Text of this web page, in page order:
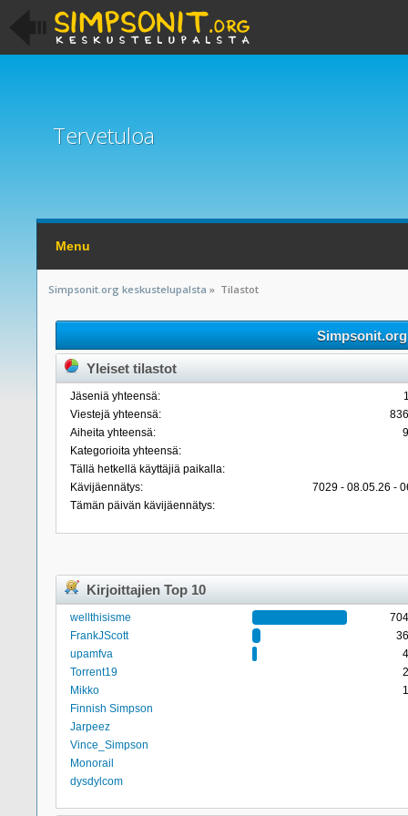
Tervetuloa
Menu
Simpsonit.org keskustelupalsta » Tilastot
Yleiset tilastot
Jäseniä yhteensä:
Viestejä yhteensä:
Aiheita yhteensä:
Kategorioita yhteensä:
Tällä hetkellä käyttäjiä paikalla:
Kävijäennätys:
7029 - 08.05.26 -
Tämän päivän kävijäennätys:
Kirjoittajien Top 10
wellthisisme
FrankJScott
upamfva
Torrent19
Mikko
Finnish Simpson
Jarpeez
Vince_Simpson
Monorail
dysdylcom